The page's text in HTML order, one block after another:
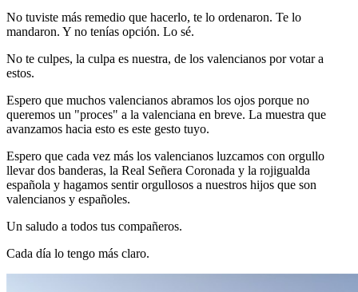
No tuviste más remedio que hacerlo, te lo ordenaron. Te lo
mandaron. Y no tenías opción. Lo sé.
No te culpes, la culpa es nuestra, de los valencianos por votar a
estos.
Espero que muchos valencianos abramos los ojos porque no
queremos un "proces" a la valenciana en breve. La muestra que
avanzamos hacia esto es este gesto tuyo.
Espero que cada vez más los valencianos luzcamos con orgullo
llevar dos banderas, la Real Señera Coronada y la rojigualda
española y hagamos sentir orgullosos a nuestros hijos que son
valencianos y españoles.
Un saludo a todos tus compañeros.
Cada día lo tengo más claro.